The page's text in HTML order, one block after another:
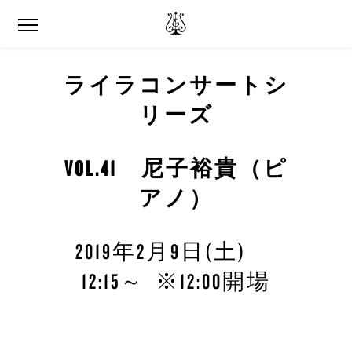
ライラコンサートシ
リーズ
VOL.41 尼子裕貴（ピ
アノ）
2019年2月9日(土)
12:15～ ※12:00開場